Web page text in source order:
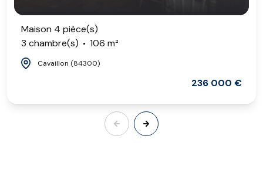
Maison 4 pièce(s)
3 chambre(s)
106 m²
Cavaillon (84300)
236 000 €